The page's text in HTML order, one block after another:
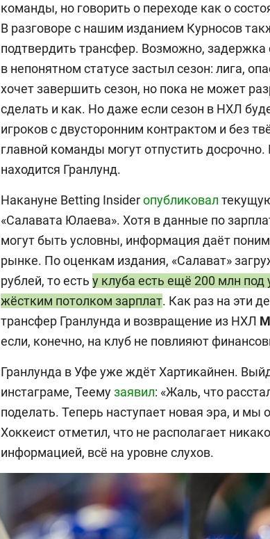
команды, но говорить о переходе как о
В разговоре с нашим изданием Курносов
подтвердить трансфер. Возможно, задержка
в непонятном статусе застыл сезон: лига,
хочет завершить сезон, но пока не может
сделать и как. Но даже если сезон в НХЛ
игроков с двусторонним контрактом и без
главной команды могут отпустить досрочно.
находится Гранлунд.
Накануне Betting Insiderопубликовал
«Салавата Юлаева». Хотя в данные по
могут быть условны, информация даёт
рынке. По оценкам издания, «Салават»
рублей, то есть у клуба есть ещё 200 млн
жёстким потолком зарплат. Как раз на эти
трансфер Гранлунда и возвращение из НХЛ
если, конечно, на клуб не повлияют
Гранлунда в Уфе уже ждёт Хартикайнен.
инстаграме, Теемузаявил: «Жаль, что
поделать. Теперь наступает новая эра, и мы
Хоккеист отметил, что не располагает
информацией, всё на уровне слухов.